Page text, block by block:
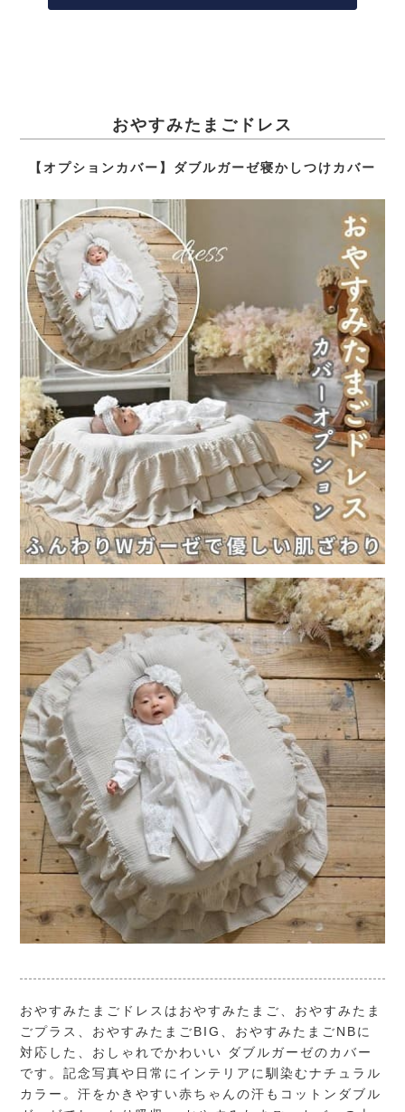
おやすみたまごドレス
【オプションカバー】ダブルガーゼ寝かしつけカバー
おやすみたまごドレスはおやすみたまご、おやすみたま
ごプラス、おやすみたまごBIG、おやすみたまごNBに
対応した、おしゃれでかわいい ダブルガーゼのカバー
です。記念写真や日常にインテリアに馴染むナチュラル
カラー。汗をかきやすい赤ちゃんの汗もコットンダブル